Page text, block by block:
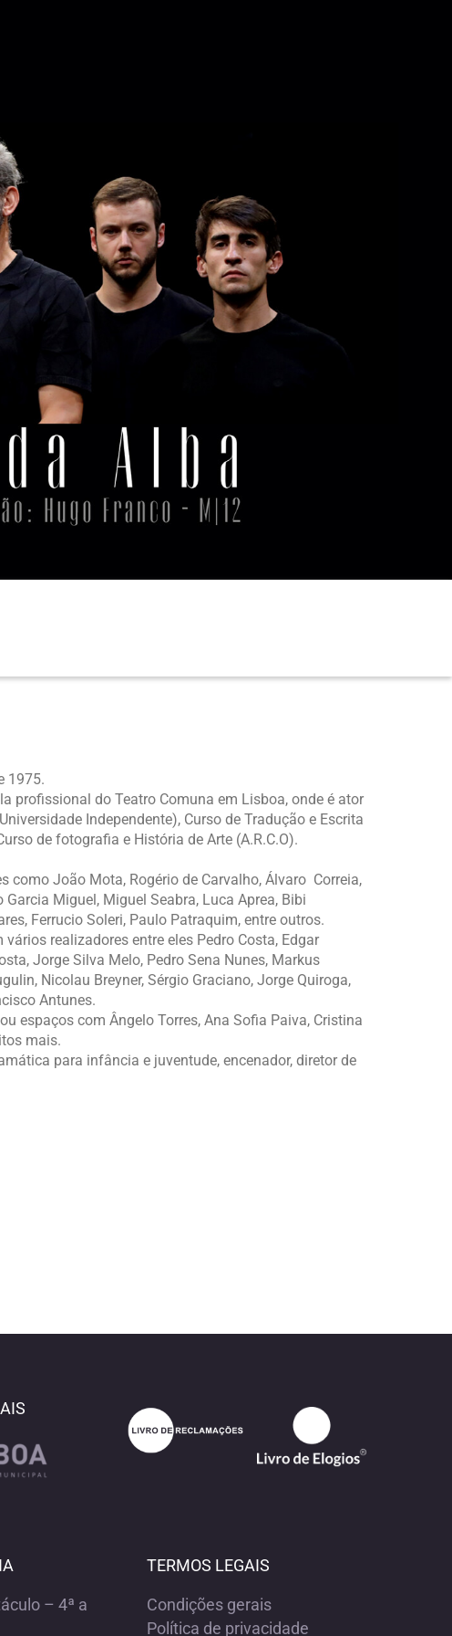
1975.
profissional do Teatro Comuna em Lisboa, onde é ator
Independente), Curso de Tradução e Escrita
de fotografia e História de Arte (A.R.C.O).
como João Mota, Rogério de Carvalho, Álvaro Correia,
Miguel, Miguel Seabra, Luca Aprea, Bibi
Ferrucio Soleri, Paulo Patraquim, entre outros.
realizadores entre eles Pedro Costa, Edgar
Jorge Silva Melo, Pedro Sena Nunes, Markus
Nicolau Breyner, Sérgio Graciano, Jorge Quiroga,
Antunes.
espaços com Ângelo Torres, Ana Sofia Paiva, Cristina
mais.
para infância e juventude, encenador, diretor de
– 4ª a
TERMOS LEGAIS
Condições gerais
Política de privacidade